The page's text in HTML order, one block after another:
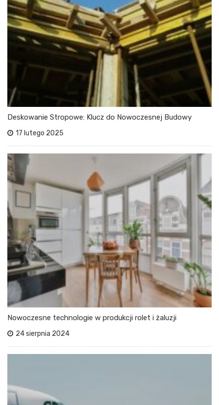
Deskowanie Stropowe: Klucz do Nowoczesnej Budowy
17 lutego 2025
Nowoczesne technologie w produkcji rolet i żaluzji
24 sierpnia 2024